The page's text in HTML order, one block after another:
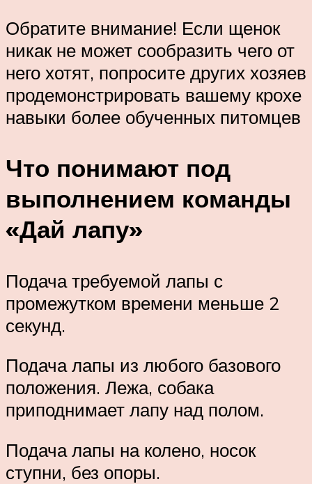
Обратите внимание! Если щенок
никак не может сообразить чего от
него хотят, попросите других хозяев
продемонстрировать вашему крохе
навыки более обученных питомцев
Что понимают под
выполнением команды
«Дай лапу»
Подача требуемой лапы с
промежутком времени меньше 2
секунд.
Подача лапы из любого базового
положения. Лежа, собака
приподнимает лапу над полом.
Подача лапы на колено, носок
ступни, без опоры.